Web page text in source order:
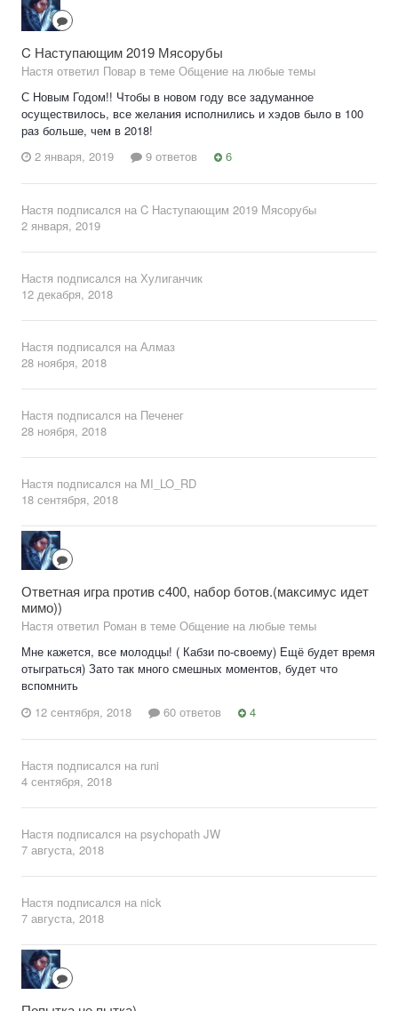
C Наступающим 2019 Мясорубы
Настя ответил Повар в теме Общение на любые темы
С Новым Годом!! Чтобы в новом году все задуманное
осуществилось, все желания исполнились и хэдов было в 100
раз больше, чем в 2018!
2 января, 2019
9 ответов 6
Настя подписался на C Наступающим 2019 Мясорубы
2 января, 2019
Настя подписался на Хулиганчик
12 декабря, 2018
Настя подписался на Алмаз
28 ноября, 2018
Настя подписался на Печенег
28 ноября, 2018
Настя подписался на MI_LO_RD
18 сентября, 2018
Ответная игра против с400, набор ботов.(максимус идет
мимо))
Настя ответил Роман в теме Общение на любые темы
Мне кажется, все молодцы! ( Кабзи по-своему) Ещё будет время
отыграться) Зато так много смешных моментов, будет что
вспомнить
12 сентября, 2018
60 ответов 4
Настя подписался на runi
4 сентября, 2018
Настя подписался на psychopath JW
7 августа, 2018
Настя подписался на nick
7 августа, 2018